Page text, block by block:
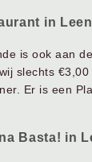
in
is ook aan
slechts
Er is een
Basta! in